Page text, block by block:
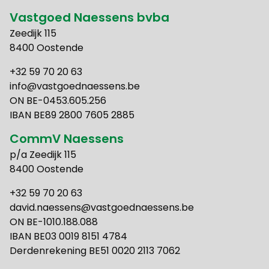
Vastgoed Naessens bvba
Zeedijk 115
8400 Oostende
+32 59 70 20 63
info@vastgoednaessens.be
ON BE-0453.605.256
IBAN BE89 2800 7605 2885
CommV Naessens
p/a Zeedijk 115
8400 Oostende
+32 59 70 20 63
david.naessens@vastgoednaessens.be
ON BE-1010.188.088
IBAN BE03 0019 8151 4784
Derdenrekening BE51 0020 2113 7062